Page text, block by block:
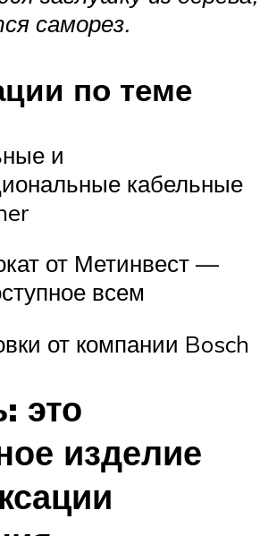
саморез.
по теме
и
кабельные
от Метинвест —
всем
от компании Bosch
это
изделие